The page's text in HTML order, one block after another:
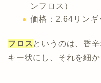
ンフロス）
価格：2.64リンギ
フロスというのは、香
キー状にし、それを細